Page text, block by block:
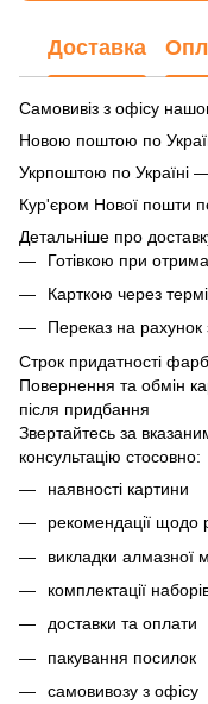
Доставка
Самовивіз з офісу
Новою поштою по
Укрпоштою по Україні
Кур'єром Нової пошти
Детальніше про
Готівкою при
Карткою через
Переказ на рахунок
Строк придатності
Повернення та обмін
після придбання
Звертайтесь за
консультацію стосовно:
наявності картини
рекомендації щодо
викладки алмазної
комплектації
доставки та оплати
пакування посилок
самовивозу з офісу